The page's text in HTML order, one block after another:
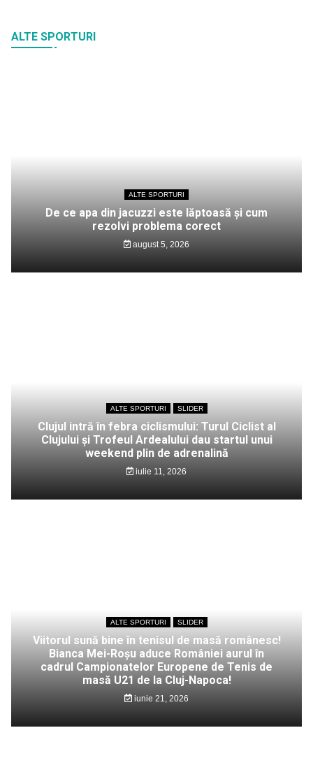
ALTE SPORTURI
ALTE SPORTURI
De ce apa din jacuzzi este lăptoasă și cum
rezolvi problema corect
august 5, 2026
ALTE SPORTURI SLIDER
Clujul intră în febra ciclismului: Turul Ciclist al
Clujului și Trofeul Ardealului dau startul unui
weekend plin de adrenalină
iulie 11, 2026
ALTE SPORTURI SLIDER
Viitorul sună bine în tenisul de masă românesc!
Bianca Mei-Roșu aduce României aurul în
cadrul Campionatelor Europene de Tenis de
masă U21 de la Cluj-Napoca!
iunie 21, 2026